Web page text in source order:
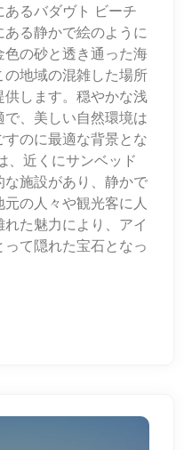
るバダヴト ビーチ
る静かで絵のように
の砂と透き通った海
地域の混雑した場所
します。穏やかな浅
、美しい自然環境は
のに最適な背景とな
、近くにサンベッド
施設があり、静かで
の人々や観光客に人
た魅力により、アイ
て隠れた宝石となっ